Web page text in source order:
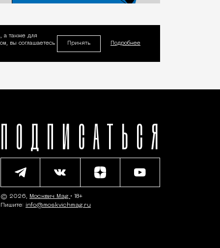
а также для
вы соглашаетесь
Принять Подробнее
ПОДПИСАТЬСЯ
© 2026, Москвич Mag • 18+
Пишите: info@moskvichmag.ru